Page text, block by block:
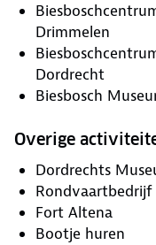
Drimmelen
Dordrecht
Biesbosch
Overige
Dordrechts
Fort Altena
Bootje huren